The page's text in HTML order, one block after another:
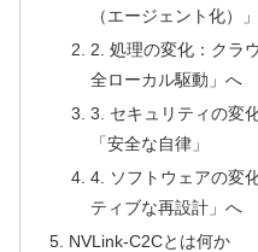
（エージェント化）
2. 処理の変化：クラ
全ローカル駆動」へ
3. セキュリティの変
「安全な自律」
4. ソフトウェアの変
ティブな再設計」へ
NVLink-C2Cとは何か